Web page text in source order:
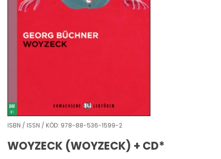
ISBN / ISSN / KÓD: 978-88-536-1599-2
WOYZECK (WOYZECK) + CD*